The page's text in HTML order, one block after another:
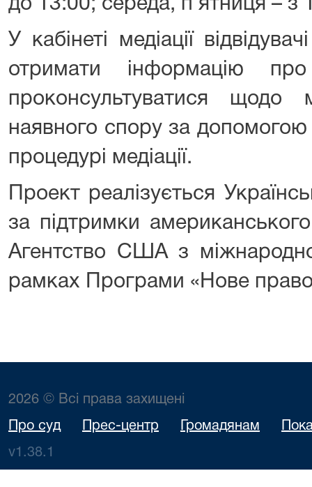
до 13:00; середа, п’ятниця – з
У кабінеті медіації
отримати інформацію про
проконсультуватися щодо
наявного спору за допомогою
процедурі медіації.
Проект реалізується
за підтримки
Агентство США з
рамках Програми «Нове
2026 © Всі права захищені
Про суд Прес-центр Громадянам
v1.38.1